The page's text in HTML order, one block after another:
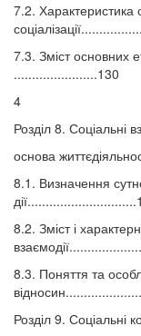
7.2. Характеристика
7.3. Зміст основних
.......................130
4
Розділ 8. Соціальні
основа
8.1. Визначення
8.2. Зміст і
8.3. Поняття та
Розділ 9. Соціальні